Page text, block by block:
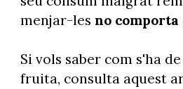
menjar-les no comporta
Si vols saber com s'ha
fruita, consulta aquest